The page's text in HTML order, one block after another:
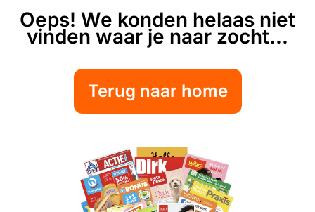
Oeps! We konden helaas niet
vinden waar je naar zocht...
Terug naar home